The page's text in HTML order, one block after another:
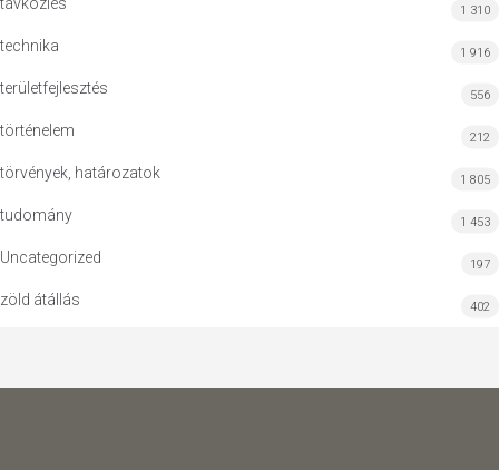
1 310
technika 1 916
területfejlesztés 556
történelem 212
törvények, határozatok 1 805
tudomány 1 453
Uncategorized 197
zöld átállás 402